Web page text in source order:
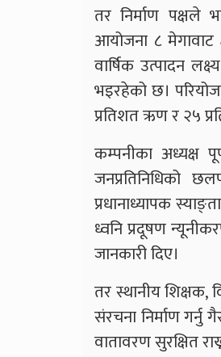
तर निर्माण पक्षले
आयोजना ८ मेगावाट
वार्षिक उत्पादन
भइरहेको छ।
प्रतिशत ऋण र २५
कम्पनीका अध्यक्ष
जनप्रतिनिधिको
प्रधानाध्यापक
ध्वनि प्रदूषण
जानकारी दिए।
तर स्थानीय शिक्षक,
संरचना निर्माण
वातावरण सुरक्षित